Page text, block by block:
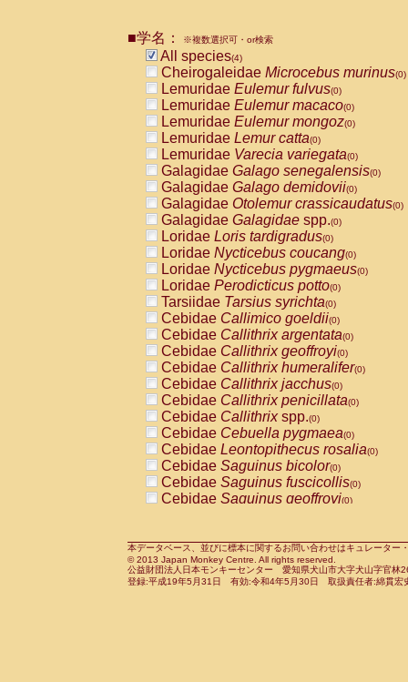
CercopithecidaeCercocebus
Cercopithecidae
CercopithecidaeCercocebus
CercopithecidaeCercocebus
CercopithecidaeCercocebusspp.
CercopithecidaeLophocebus
CercopithecidaePapio anubis
CercopithecidaePapio cynocephalus
CercopithecidaePapio hamadryas
CercopithecidaePapio papio(0)
CercopithecidaePapiospp.(0)
CercopithecidaeMandrillus
CercopithecidaeMandrillus sphinx
CercopithecidaeTheropithecus
CercopithecidaeMacaca arctoides
CercopithecidaeMacaca assamensis
Cercopithecidae Macaca
CercopithecidaeMacaca cyclopis
CercopithecidaeMacaca fascicularis
CercopithecidaeMacaca fuscaca
CercopithecidaeMacaca fuscata
CercopithecidaeMacaca fuscata
CercopithecidaeMacaca maura
CercopithecidaeMacaca mulatta
CercopithecidaeMacaca nemestrina
CercopithecidaeMacaca nigra(0)
CercopithecidaeMacaca radiata
CercopithecidaeMacaca silenus
CercopithecidaeMacaca sinica
CercopithecidaeMacaca tonkeana(0)
CercopithecidaeMacacahybrid(0)
CercopithecidaeMacaca spp.(0)
■学名： ※複数選択可・or検索
All species(4)
Cheirogaleidae Microcebus murinus(0)
Lemuridae Eulemur fulvus(0)
Lemuridae Eulemur macaco(0)
Lemuridae Eulemur mongoz(0)
Lemuridae Lemur catta(0)
Lemuridae Varecia variegata(0)
Galagidae Galago senegalensis(0)
Galagidae Galago demidovii(0)
Galagidae Otolemur crassicaudatus(0)
Galagidae Galagidae spp.(0)
Loridae Loris tardigradus(0)
Loridae Nycticebus coucang(0)
Loridae Nycticebus pygmaeus(0)
Loridae Perodicticus potto(0)
Tarsiidae Tarsius syrichta(0)
Cebidae Callimico goeldii(0)
Cebidae Callithrix argentata(0)
Cebidae Callithrix geoffroyi(0)
Cebidae Callithrix humeralifer(0)
Cebidae Callithrix jacchus(0)
Cebidae Callithrix penicillata(0)
Cebidae Callithrixspp.(0)
Cebidae Cebuella pygmaea(0)
Cebidae Leontopithecus rosalia(0)
Cebidae Saguinus bicolor(0)
Cebidae Saguinus fuscicollis(0)
Cebidae Saguinus geoffroyi(0)
CebidaeSaguinus leucopus(0)
CebidaeSaguinus midas(0)
Cebidae Saguinus mystax(0)
本データベース、並びに標本に関するお問い合わせはキュレータ
© 2013 Japan Monkey Centre. All rights reserved.
公益財団法人日本モンキーセンター 愛知県犬山市大字犬山字官
登録:平成19年5月31日 有効:令和4年5月30日 取扱責任者:綿貫宏